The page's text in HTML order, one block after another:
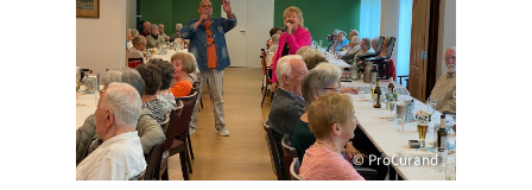
© ProCurand